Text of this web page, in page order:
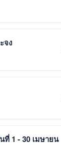
ธีเฉพาะเจาะจง
ที่ 1 - 30 เมษายน